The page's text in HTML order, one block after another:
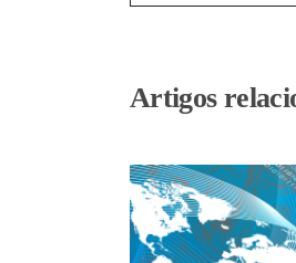
Artigos